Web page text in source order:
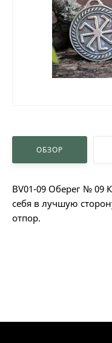
ОБЗОР
BV01-09 Оберег № 09
себя в лучшую
отпор.